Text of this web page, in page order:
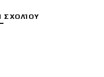
ΣΧΟΛΊΟΥ